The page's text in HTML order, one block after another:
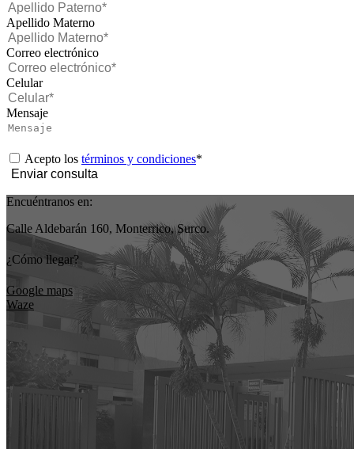
Apellido Materno
Correo electrónico
Celular
Mensaje
Acepto los términos y condiciones*
Enviar consulta
Encuéntranos en:
Calle Aldebarán 160, Monterrico, Surco.
¿Cómo llegar?
Google maps
Waze